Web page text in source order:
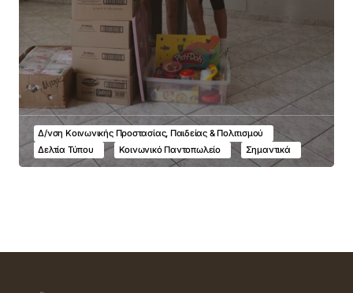
Δ/νση Κοινωνικής Προστασίας, Παιδείας & Πολιτισμού
Δελτία Τύπου
Κοινωνικό Παντοπωλείο Σημαντικά